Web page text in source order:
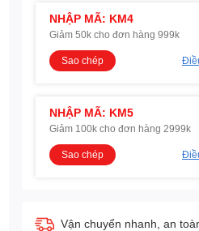
NHẬP MÃ: KM4
Giảm 50k cho đơn hàng 999k
Sao chép
NHẬP MÃ: KM5
Giảm 100k cho đơn hàng 2999k
Sao chép
Vận chuyển nhanh, an